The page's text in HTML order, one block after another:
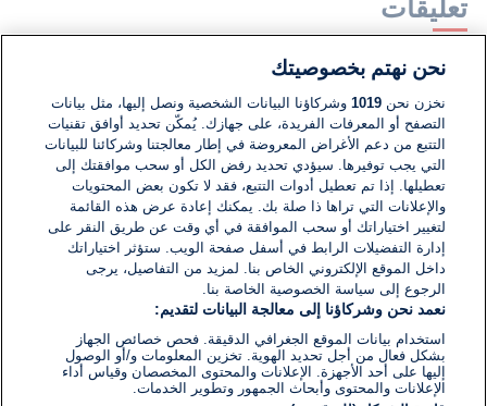
تعليقات
لا توجد تعليقات مكتوبة حتى الآن. كن الأول!
اكتب تعليقًا جديدًا ...
نحن نهتم بخصوصيتك
نخزن نحن1019 وشركاؤنا البيانات الشخصية ونصل إليها، مثل بيانات
التصفح أو المعرفات الفريدة، على جهازك. يُمكّن تحديد أوافق تقنيات
التتبع من دعم الأغراض المعروضة في إطار معالجتنا وشركائنا للبيانات
التي يجب توفيرها. سيؤدي تحديد رفض الكل أو سحب موافقتك إلى
تعطيلها. إذا تم تعطيل أدوات التتبع، فقد لا تكون بعض المحتويات
والإعلانات التي تراها ذا صلة بك. يمكنك إعادة عرض هذه القائمة
لتغيير اختياراتك أو سحب الموافقة في أي وقت عن طريق النقر على
إدارة التفضيلات الرابط في أسفل صفحة الويب. ستؤثر اختياراتك
داخل الموقع الإلكتروني الخاص بنا. لمزيد من التفاصيل، يرجى
الرجوع إلى سياسة الخصوصية الخاصة بنا.
نعمد نحن وشركاؤنا إلى معالجة البيانات لتقديم:
استخدام بيانات الموقع الجغرافي الدقيقة. فحص خصائص الجهاز
بشكل فعال من أجل تحديد الهوية. تخزين المعلومات و/أو الوصول
إليها على أحد الأجهزة. الإعلانات والمحتوى المخصصان وقياس أداء
الإعلانات والمحتوى وأبحاث الجمهور وتطوير الخدمات.